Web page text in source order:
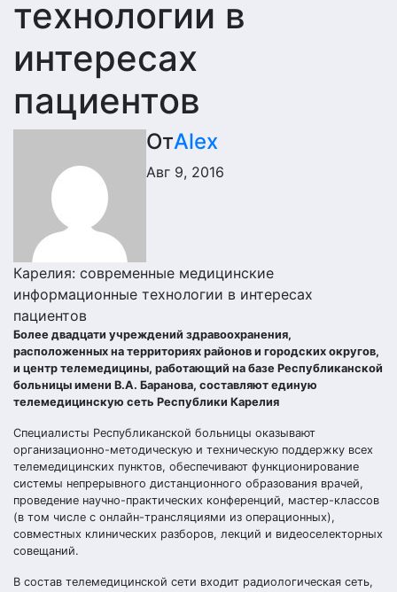
технологии в
интересах
пациентов
ОтAlex
Авг 9, 2016
Карелия: современные медицинские
информационные технологии в интересах
пациентов
Более двадцати учреждений здравоохранения,
расположенных на территориях районов и городских округов,
и центр телемедицины, работающий на базе Республиканской
больницы имени В.А. Баранова, составляют единую
телемедицинскую сеть Республики Карелия
Специалисты Республиканской больницы оказывают
организационно-методическую и техническую поддержку всех
телемедицинских пунктов, обеспечивают функционирование
системы непрерывного дистанционного образования врачей,
проведение научно-практических конференций, мастер-классов
(в том числе с онлайн-трансляциями из операционных),
совместных клинических разборов, лекций и видеоселекторных
совещаний.
В состав телемедицинской сети входит радиологическая сеть,